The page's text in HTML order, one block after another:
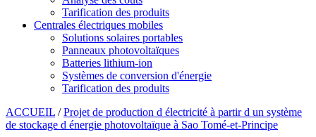
Tarification des produits
Centrales électriques mobiles
Solutions solaires portables
Panneaux photovoltaïques
Batteries lithium-ion
Systèmes de conversion d'énergie
Tarification des produits
ACCUEIL /Projet de production d électricité à partir d un système
de stockage d énergie photovoltaïque à Sao Tomé-et-Principe